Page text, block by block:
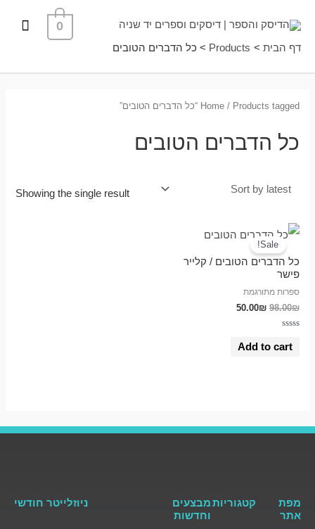
0
דף הבית Products כל הדברים הטובים
Home/ Products tagged “כל הדברים הטובים”
כל הדברים הטובים
Showing the single result
Sale!
כל הדברים הטובים / קלייר
פישר
ספרות מתורגמת
98.00₪
50.00₪
out
Add to cart
מפת
אתר
קטגוריותמבצעים
וחדשות
ניוזלייטר חודשי